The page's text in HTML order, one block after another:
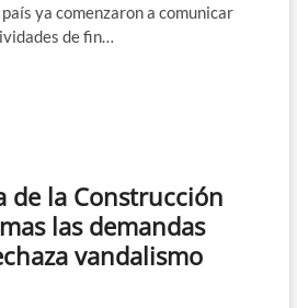
ya comenzaron a comunicar
de fin…
de la Construcción
las demandas
vandalismo